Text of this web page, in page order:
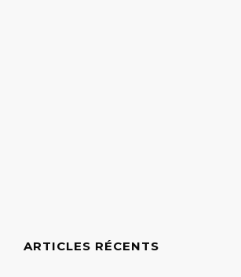
ARTICLES RÉCENTS